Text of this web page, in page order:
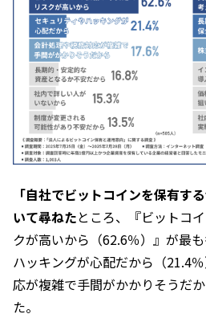
「自社でビットコインを保有す
いて尋ねたところ、『ビットコ
クが高いから（62.6％）』が最
ハッキングが心配だから（21.4
応が複雑で手間がかかりそうだ
た。